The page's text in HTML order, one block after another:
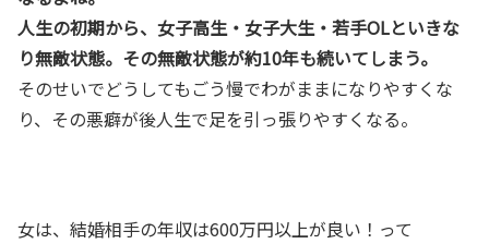
人生の初期から、女子高生・女子大生・若手OLといきな
り無敵状態。その無敵状態が約10年も続いてしまう。
そのせいでどうしてもごう慢でわがままになりやすくな
り、その悪癖が後人生で足を引っ張りやすくなる。
女は、結婚相手の年収は600万円以上が良い！って